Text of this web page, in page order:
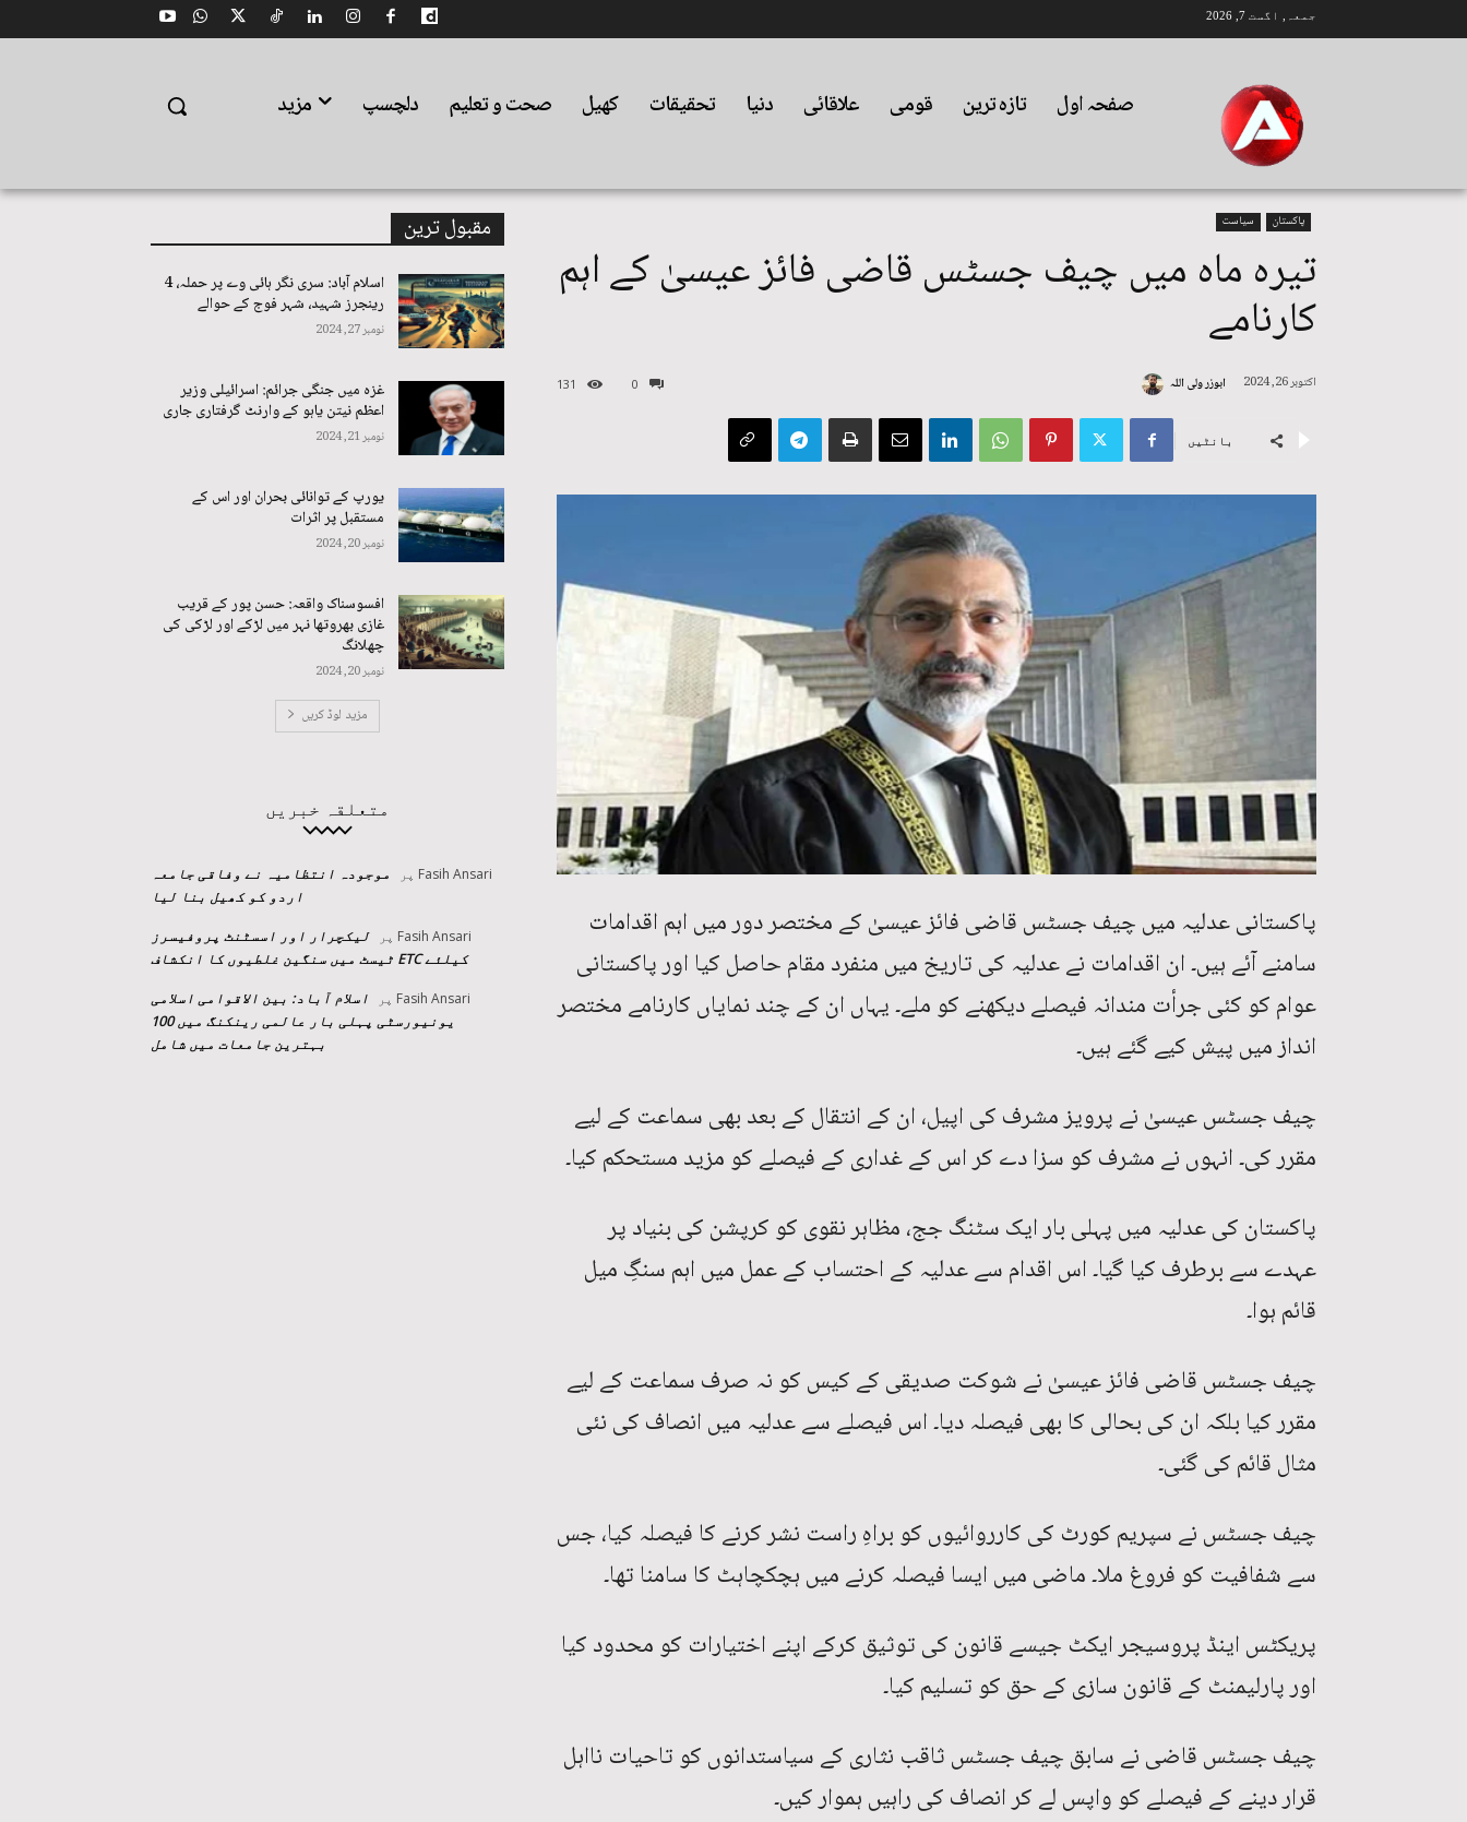
جمعہ, اگست 7, 2026
صفحہ اول تازہ ترین قومی علاقائی دنیا تحقیقات کھیل صحت و تعلیم دلچسپ مزید
پاکستان سیاست
تیرہ ماہ میں چیف جسٹس قاضی فائز عیسیٰ کے اہم
کارنامے
0
131 اکتوبر 26, 2024 ابوزر ولی اللہ
بانٹیں
پاکستانی عدلیہ میں چیف جسٹس قاضی فائز عیسیٰ کے مختصر دور میں اہم اقدامات
سامنے آئے ہیں۔ ان اقدامات نے عدلیہ کی تاریخ میں منفرد مقام حاصل کیا اور پاکستانی
عوام کو کئی جرأت مندانہ فیصلے دیکھنے کو ملے۔ یہاں ان کے چند نمایاں کارنامے مختصر
انداز میں پیش کیے گئے ہیں۔
چیف جسٹس عیسیٰ نے پرویز مشرف کی اپیل، ان کے انتقال کے بعد بھی سماعت کے لیے
مقرر کی۔ انہوں نے مشرف کو سزا دے کر اس کے غداری کے فیصلے کو مزید مستحکم کیا۔
پاکستان کی عدلیہ میں پہلی بار ایک سٹنگ جج، مظاہر نقوی کو کرپشن کی بنیاد پر
عہدے سے برطرف کیا گیا۔ اس اقدام سے عدلیہ کے احتساب کے عمل میں اہم سنگِ میل
قائم ہوا۔
چیف جسٹس قاضی فائز عیسیٰ نے شوکت صدیقی کے کیس کو نہ صرف سماعت کے لیے
مقرر کیا بلکہ ان کی بحالی کا بھی فیصلہ دیا۔ اس فیصلے سے عدلیہ میں انصاف کی نئی
مثال قائم کی گئی۔
چیف جسٹس نے سپریم کورٹ کی کارروائیوں کو براہِ راست نشر کرنے کا فیصلہ کیا، جس
سے شفافیت کو فروغ ملا۔ ماضی میں ایسا فیصلہ کرنے میں ہچکچاہٹ کا سامنا تھا۔
پریکٹس اینڈ پروسیجر ایکٹ جیسے قانون کی توثیق کرکے اپنے اختیارات کو محدود کیا
اور پارلیمنٹ کے قانون سازی کے حق کو تسلیم کیا۔
چیف جسٹس قاضی نے سابق چیف جسٹس ثاقب نثاری کے سیاستدانوں کو تاحیات نااہل
قرار دینے کے فیصلے کو واپس لے کر انصاف کی راہیں ہموار کیں۔
مقبول ترین
اسلام آباد: سری نگر ہائی وے پر حملہ، 4
رینجرز شہید، شہر فوج کے حوالے
نومبر 27, 2024
غزہ میں جنگی جرائم: اسرائیلی وزیر
اعظم نیتن یاہو کے وارنٹ گرفتاری جاری
نومبر 21, 2024
یورپ کے توانائی بحران اور اس کے
مستقبل پر اثرات
نومبر 20, 2024
افسوسناک واقعہ: حسن پور کے قریب
غازی بھروتھا نہر میں لڑکے اور لڑکی کی
چھلانگ
نومبر 20, 2024
مزید لوڈ کریں
متعلقہ خبریں
Fasih Ansari پر
موجودہ انتظامیہ نے وفاقی جامعہ
اردو کو کھیل بنا لیا
Fasih Ansari پر
لیکچرار اور اسسٹنٹ پروفیسرز
کیلئے ETC ٹیسٹ میں سنگین غلطیوں کا انکشاف
Fasih Ansari پر
اسلام آباد: بین الاقوامی اسلامی
یونیورسٹی پہلی بار عالمی رینکنگ میں 100
بہترین جامعات میں شامل